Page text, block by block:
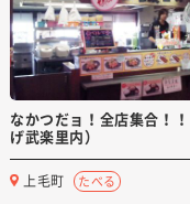
なかつだョ！全店集合！
げ武楽里内）
上毛町 たべる